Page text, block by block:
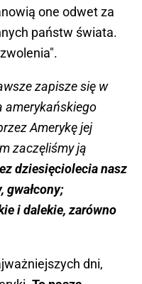
one odwet za
państw świata.
zapisze się w
amerykańskiego
Amerykę jej
zaczęliśmy ją
dziesięciolecia nasz
gwałcony;
i dalekie, zarówno
dni,